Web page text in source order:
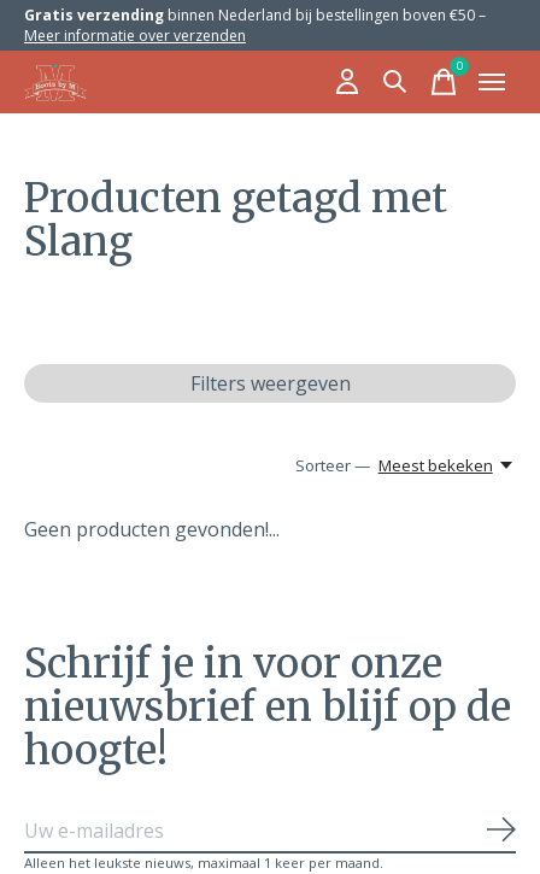
Gratis verzending binnen Nederland bij bestellingen boven €50 –
Meer informatie over verzenden
0items
Producten getagd met
Slang
Filters weergeven
Sorteer — Meest bekeken
Geen producten gevonden!...
Schrijf je in voor onze
nieuwsbrief en blijf op de
hoogte!
Alleen het leukste nieuws, maximaal 1 keer per maand.